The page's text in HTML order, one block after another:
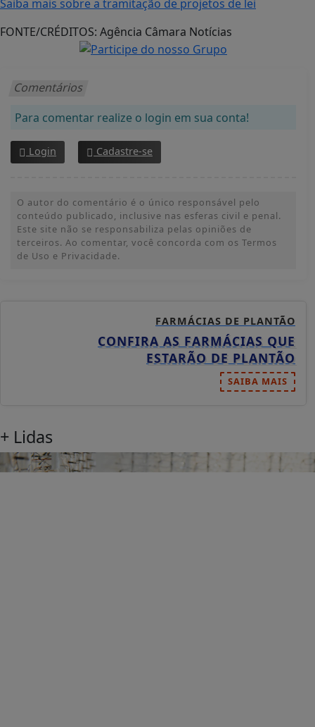
Saiba mais sobre a tramitação de projetos de lei
FONTE/CRÉDITOS: Agência Câmara Notícias
Comentários
Para comentar realize o login em sua conta!
Login Cadastre-se
O autor do comentário é o único responsável pelo
conteúdo publicado, inclusive nas esferas civil e penal.
Este site não se responsabiliza pelas opiniões de
terceiros. Ao comentar, você concorda com os Termos
de Uso e Privacidade.
FARMÁCIAS DE PLANTÃO
CONFIRA AS FARMÁCIAS QUE
ESTARÃO DE PLANTÃO
SAIBA MAIS
+ Lidas